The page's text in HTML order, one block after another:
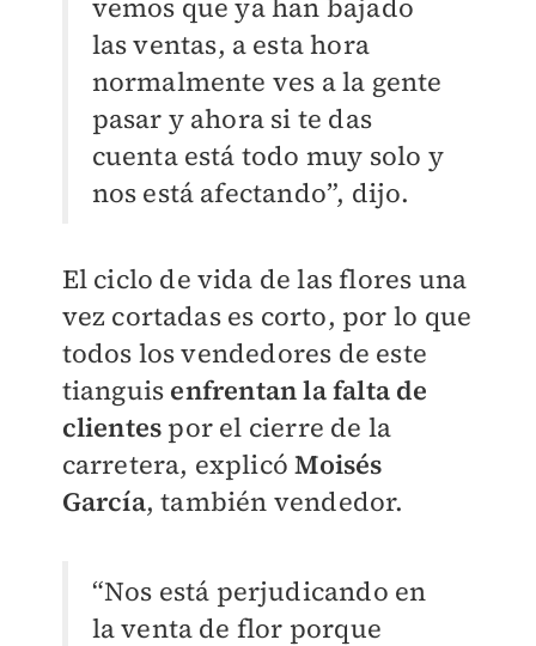
vemos que ya han bajado
las ventas, a esta hora
normalmente ves a la gente
pasar y ahora si te das
cuenta está todo muy solo y
nos está afectando”, dijo.
El ciclo de vida de las flores una
vez cortadas es corto, por lo que
todos los vendedores de este
tianguis enfrentan la falta de
clientes por el cierre de la
carretera, explicóMoisés
García, también vendedor.
“Nos está perjudicando en
la venta de flor porque